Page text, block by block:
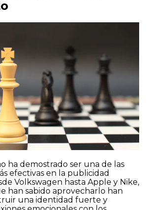
ha demostrado ser una de las
efectivas en la publicidad
Volkswagen hasta Apple y Nike,
han sabido aprovecharlo han
una identidad fuerte y